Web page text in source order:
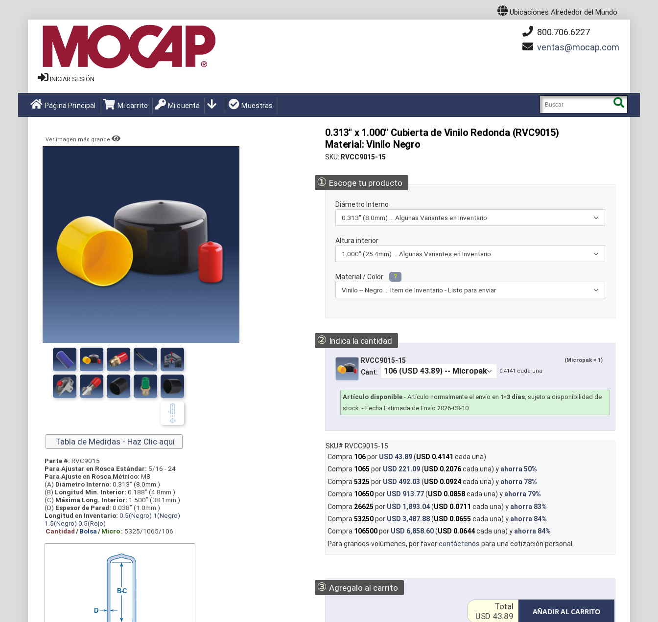
Ubicaciones Alrededor del Mundo
800.706.6227
ventas
mocap.com
INICIAR SESIÓN
Página Principal Mi carrito Mi cuenta Muestras
0.313" x 1.000" Cubierta de Vinilo Redonda (RVC9015)
Material: Vinilo Negro
SKU RVCC9015-15
① Escoge tu producto
Diámetro Interno
Altura interior
Material / Color ?
② Indica la cantidad
RVCC9015-15 (Micropak × 1)
Cant: 0.4141 cada una
Artículo disponible -Artículo normalmente el envío en 1-3 días, sujeto a disponibilidad de
stock. - Fecha Estimada de Envío 2026-08-10
SKU# RVCC9015-15
Compra 106por USD 43.89(USD 0.4141 cada una)
Compra 1065 por USD 221.09(USD 0.2076cada una) y ahorra50%
Compra 5325 por USD 492.03 (USD 0.0924cada una) y ahorra 78%
Compra 10650por USD 913.77(USD 0.0858cada una) y ahorra 79%
Compra 26625 por USD 1,893.04(USD 0.0711 cada una) y ahorra 83%
Compra 53250por USD 3,487.88(USD 0.0655 cada una) y ahorra 84%
Compra 106500por USD 6,858.60(USD 0.0644cada una) y ahorra 84%
Para grandes volúmenes, por favorcontáctenos para una cotización personal.
③ Agregalo al carrito
AÑADIR AL CARRITO
Total
USD 43.89
Ver imagen más grande
Tabla de Medidas - Haz Clic aquí
Parte #: RVC9015
Para Ajustar en Rosca Estándar: 5/16 - 24
Para Ajuste en Rosca Métrico: M8
(A) Diámetro Interno: 0.313” (8.0mm.)
(B) Longitud Min. Interior: 0.188” (4.8mm.)
(C) Máxima Long. Interior: 1.500” (38.1mm.)
(D) Espesor de Pared: 0.038” (1.0mm.)
Longitud en Inventario: 0.5(Negro) 1(Negro)
1.5(Negro) 0.5(Rojo)
Cantidad/Bolsa/Micro: 5325/1065/106